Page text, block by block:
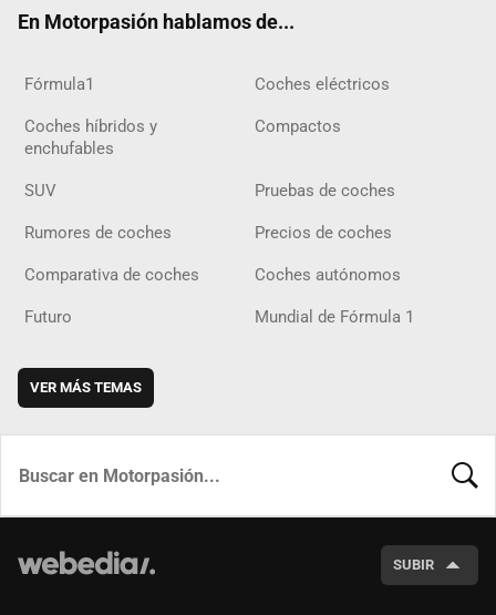
En Motorpasión hablamos de...
Fórmula1 Coches eléctricos
Coches híbridos y
enchufables
Compactos
SUV Pruebas de coches
Rumores de coches Precios de coches
Comparativa de coches Coches autónomos
Futuro Mundial de Fórmula 1
VER MÁS TEMAS
SUBIR